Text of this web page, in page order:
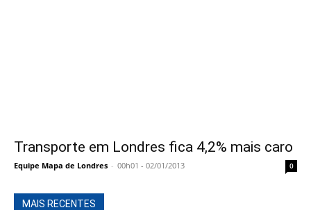
Transporte em Londres fica 4,2% mais caro
Equipe Mapa de Londres - 00h01 - 02/01/2013 0
MAIS RECENTES